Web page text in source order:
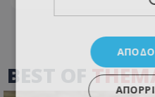
BEST OF